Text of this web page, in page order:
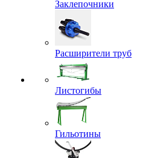
Заклепочники
Расширители труб
Листогибы
Гильотины